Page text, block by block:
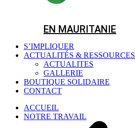
EN MAURITANIE
S’IMPLIQUER
ACTUALITÉS & RESSOURCES
ACTUALITES
GALLERIE
BOUTIQUE SOLIDAIRE
CONTACT
ACCUEIL
NOTRE TRAVAIL